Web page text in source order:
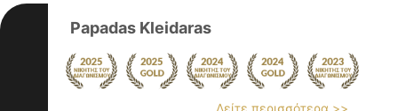
Papadas Kleidaras
Δείτε περισσότερα >>